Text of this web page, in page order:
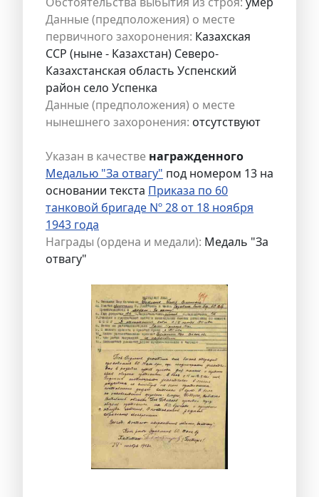
Данные (предположения) о месте
первичного захоронения: Казахская
ССР (ныне - Казахстан) Северо-
Казахстанская область Успенский
район село Успенка
Данные (предположения) о месте
нынешнего захоронения: отсутствуют
Указан в качестве награжденного
Медалью "За отвагу" под номером 13 на
основании текста Приказа по 60
танковой бригаде Nº 28 от 18 ноября
1943 года
Награды (ордена и медали): Медаль "За
отвагу"